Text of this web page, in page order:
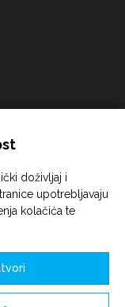
doživljaj i
upotrebljavaju
kolačića te
vrijeme.